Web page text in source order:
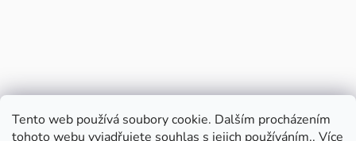
Tento web používá soubory cookie. Dalším procházením
tohoto webu vyjadřujete souhlas s jejich používáním.. Více